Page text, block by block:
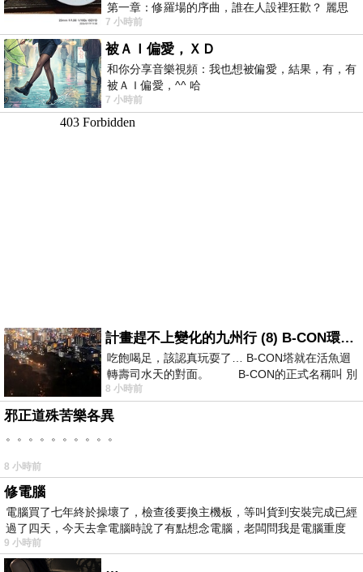
第一章：修羅場的序曲，誰在人設裡狂歡？ 麗思
卡爾頓酒店的總統套房內，燈光昏
7 小時前
被ＡＩ偏愛，ＸＤ
和你分享音樂視頻：我也想被偏愛，結果，有，有
被ＡＩ偏愛，^^ 哈
7 小時前
計畫趕不上變化的九州行 (8) B-CON環球塔
吃飽喝足，該認真玩耍了… B-CON塔就在活魚迴
轉壽司水天的對面。 B-CON的正式名稱叫 別
8 小時前
邪正道殊苦樂各異
。。。。。。。。。。
8 小時前
修電腦
電腦買了七年終於操壞了，檢查後要換主機板，等叫貨到安裝完成已經
過了四天，今天去拿電腦時說了有點想念電腦，老闆問我是電腦重度
9 小時前
…